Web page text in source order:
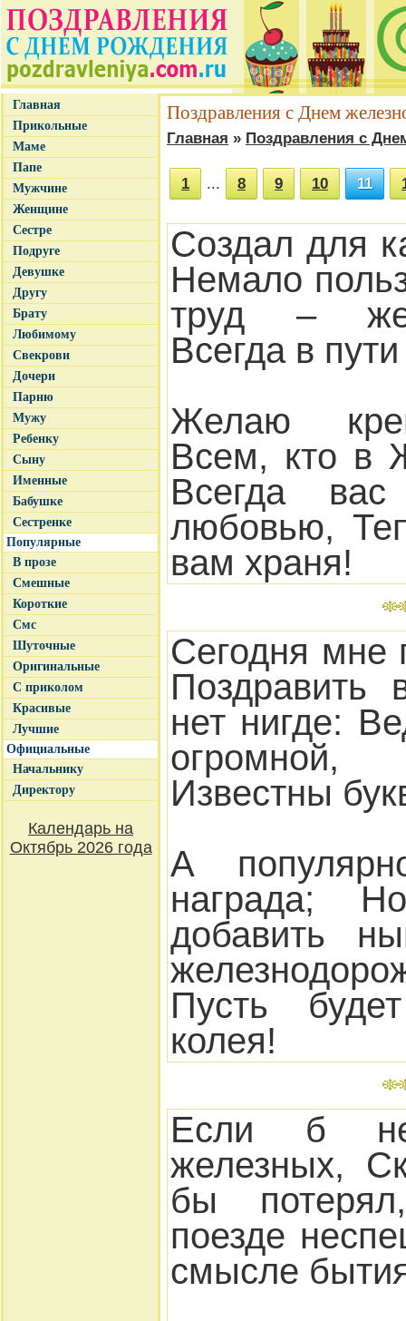
Главная
Прикольные
Маме
Папе
Мужчине
Женщине
Сестре
Подруге
Девушке
Другу
Брату
Любимому
Свекрови
Дочери
Парню
Мужу
Ребенку
Сыну
Именные
Бабушке
Сестренке
Популярные
В прозе
Смешные
Короткие
Смс
Шуточные
Оригинальные
С приколом
Красивые
Лучшие
Официальные
Начальнику
Директору
Календарь на
Октябрь 2026 года
Поздравления с Днем
Главная » Поздравления с
1 ... 8 9 10 11
Создал для
Немало
труд –
Всегда в
Желаю
Всем, кто в
Всегда
любовью,
вам храня!
Сегодня мне
Поздравить
нет нигде:
Известны
А
награда;
добавить
Пусть
колея!
Если б
железных,
бы
поезде
смысле